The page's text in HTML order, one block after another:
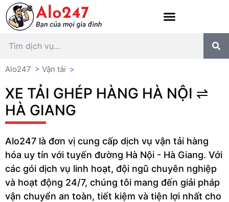
Alo247 > Vận tải >
XE TẢI GHÉP HÀNG HÀ NỘI ⇌
HÀ GIANG
Alo247 là đơn vị cung cấp dịch vụ vận tải hàng
hóa uy tín với tuyến đường Hà Nội - Hà Giang. Với
các gói dịch vụ linh hoạt, đội ngũ chuyên nghiệp
và hoạt động 24/7, chúng tôi mang đến giải pháp
vận chuyển an toàn, tiết kiệm và tiện lợi nhất cho